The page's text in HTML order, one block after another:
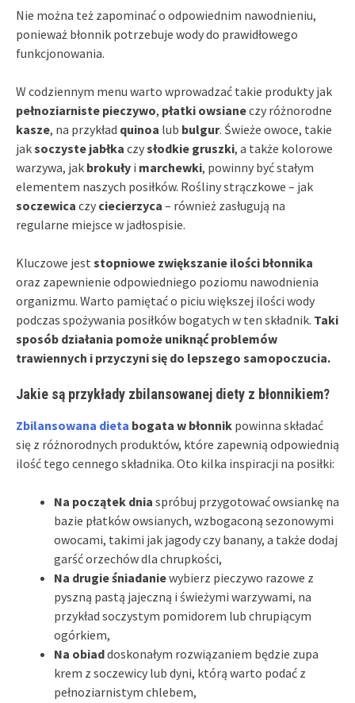
Nie można też zapominać o odpowiednim nawodnieniu,
ponieważ błonnik potrzebuje wody do prawidłowego
funkcjonowania.
W codziennym menu warto wprowadzać takie produkty jak
pełnoziarniste pieczywo, płatki owsianeczy różnorodne
kasze, na przykład quinoa lub bulgur. Świeże owoce, takie
jaksoczyste jabłka czysłodkie gruszki, a także kolorowe
warzywa, jak brokuły i marchewki, powinny być stałym
elementem naszych posiłków. Rośliny strączkowe – jak
soczewica czy ciecierzyca – również zasługują na
regularne miejsce w jadłospisie.
Kluczowe jest stopniowe zwiększanie ilości błonnika
oraz zapewnienie odpowiedniego poziomu nawodnienia
organizmu. Warto pamiętać o piciu większej ilości wody
podczas spożywania posiłków bogatych w ten składnik. Taki
sposób działania pomoże uniknąć problemów
trawiennych i przyczyni się do lepszego samopoczucia.
Jakie są przykłady zbilansowanej diety z błonnikiem?
Zbilansowana dieta bogata w błonnik powinna składać
się z różnorodnych produktów, które zapewnią odpowiednią
ilość tego cennego składnika. Oto kilka inspiracji na posiłki:
Na początek dnia spróbuj przygotować owsiankę na
bazie płatków owsianych, wzbogaconą sezonowymi
owocami, takimi jak jagody czy banany, a także dodaj
garść orzechów dla chrupkości,
Na drugie śniadaniewybierz pieczywo razowe z
pyszną pastą jajeczną i świeżymi warzywami, na
przykład soczystym pomidorem lub chrupiącym
ogórkiem,
Na obiaddoskonałym rozwiązaniem będzie zupa
krem z soczewicy lub dyni, którą warto podać z
pełnoziarnistym chlebem,